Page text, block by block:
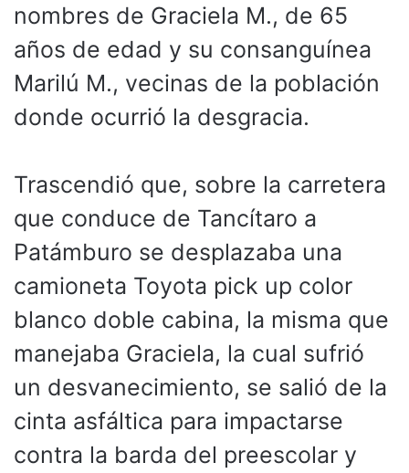
nombres de Graciela M., de 65
años de edad y su consanguínea
Marilú M., vecinas de la población
donde ocurrió la desgracia.
Trascendió que, sobre la carretera
que conduce de Tancítaro a
Patámburo se desplazaba una
camioneta Toyota pick up color
blanco doble cabina, la misma que
manejaba Graciela, la cual sufrió
un desvanecimiento, se salió de la
cinta asfáltica para impactarse
contra la barda del preescolar y